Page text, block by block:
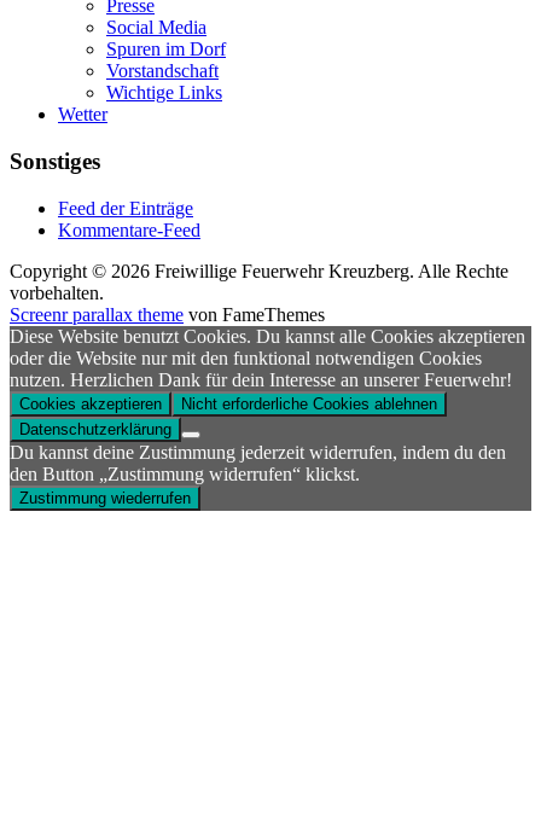
Presse
Social Media
Spuren im Dorf
Vorstandschaft
Wichtige Links
Wetter
Sonstiges
Feed der Einträge
Kommentare-Feed
Copyright © 2026 Freiwillige Feuerwehr Kreuzberg. Alle Rechte
vorbehalten.
Screenr parallax theme von FameThemes
Diese Website benutzt Cookies. Du kannst alle Cookies akzeptieren
oder die Website nur mit den funktional notwendigen Cookies
nutzen. Herzlichen Dank für dein Interesse an unserer Feuerwehr!
Cookies akzeptieren
Nicht erforderliche Cookies ablehnen
Datenschutzerklärung
Du kannst deine Zustimmung jederzeit widerrufen, indem du den
den Button „Zustimmung widerrufen“ klickst.
Zustimmung wiederrufen